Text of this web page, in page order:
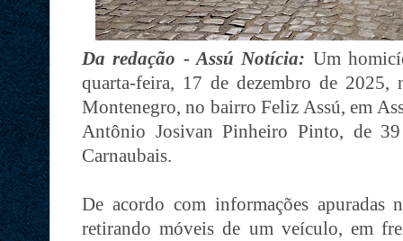
Da redação - Assú Notícia: Um
quarta-feira, 17 de dezembro de 2025,
Montenegro, no bairro Feliz Assú, em
Antônio Josivan Pinheiro Pinto, de
Carnaubais.
De acordo com informações apuradas
retirando móveis de um veículo, em